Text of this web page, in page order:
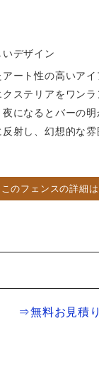
デザイン
ート性の高いアイ
ステリアをワン
になるとバーの明
射し、幻想的な
このフェンスの詳細
⇒無料お見積